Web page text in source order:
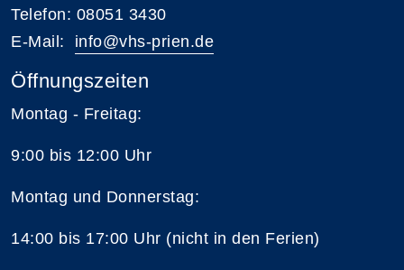
Telefon: 08051 3430
E-Mail: info@vhs-prien.de
Öffnungszeiten
Montag - Freitag:
9:00 bis 12:00 Uhr
Montag und Donnerstag:
14:00 bis 17:00 Uhr (nicht in den Ferien)